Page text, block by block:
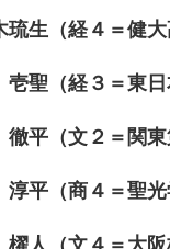
琉生（経４＝健大
聖（経３＝東日
平（文２＝関東
平（商４＝聖光
人（文４＝大阪